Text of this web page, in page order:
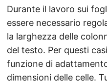
i
o
n
e
Durante il lavoro sui
essere necessario
la larghezza delle
del testo. Per questi
funzione di
dimensioni delle celle.